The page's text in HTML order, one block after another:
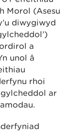
Morol (Asesu
diwygiwyd
a
unol â
rhoi
ar